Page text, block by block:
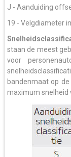
J - Aanduiding
19 - Velgdiameter in
staan de meest
voor
bandenmaat op
maximum snelheid